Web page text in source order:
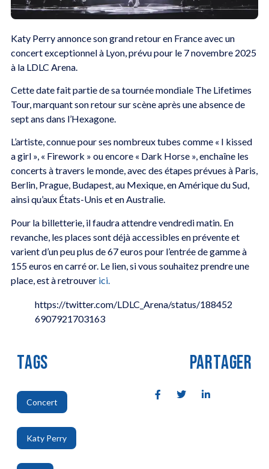
Katy Perry annonce son grand retour en France avec un
concert exceptionnel à Lyon, prévu pour le 7 novembre 2025
à la LDLC Arena.
Cette date fait partie de sa tournée mondiale The Lifetimes
Tour, marquant son retour sur scène après une absence de
sept ans dans l’Hexagone.
L’artiste, connue pour ses nombreux tubes comme « I kissed
a girl », « Firework » ou encore « Dark Horse », enchaîne les
concerts à travers le monde, avec des étapes prévues à Paris,
Berlin, Prague, Budapest, au Mexique, en Amérique du Sud,
ainsi qu’aux États-Unis et en Australie.
Pour la billetterie, il faudra attendre vendredi matin. En
revanche, les places sont déjà accessibles en prévente et
varient d’un peu plus de 67 euros pour l’entrée de gamme à
155 euros en carré or. Le lien, si vous souhaitez prendre une
place, est à retrouver ici.
https://twitter.com/LDLC_Arena/status/188452
6907921703163
TAGS
Concert
,
Katy Perry
,
PARTAGER